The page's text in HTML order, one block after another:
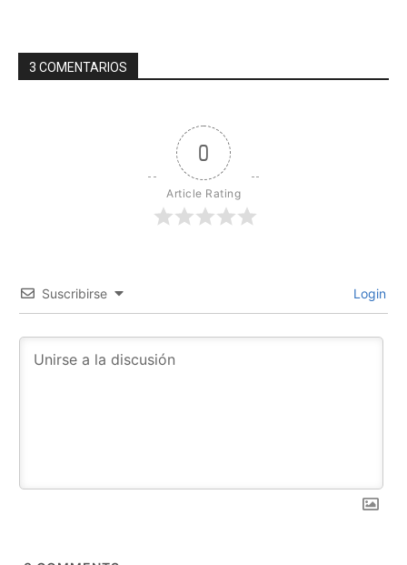
3 COMENTARIOS
0
Article Rating
Suscribirse Login